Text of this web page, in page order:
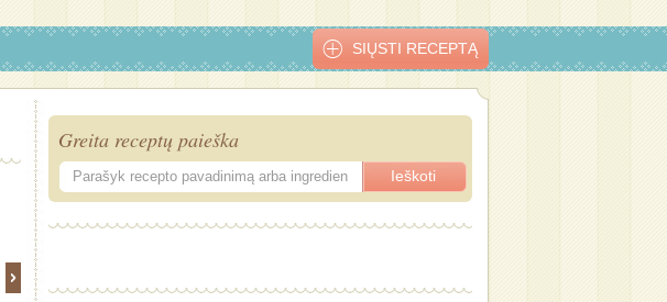
SIŲSTI RECEPTĄ
Greita receptų paieška